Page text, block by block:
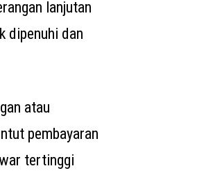
lanjutan
dipenuhi dan
atau
pembayaran
tertinggi